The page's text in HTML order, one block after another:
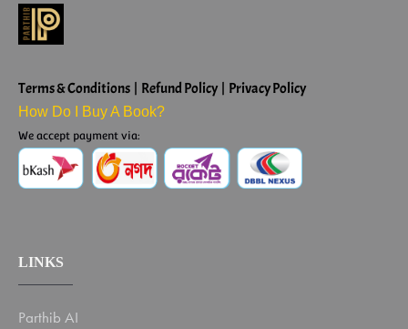
Terms & Conditions | Refund Policy | Privacy Policy
How Do I Buy A Book?
We accept payment via:
LINKS
Parthib AI